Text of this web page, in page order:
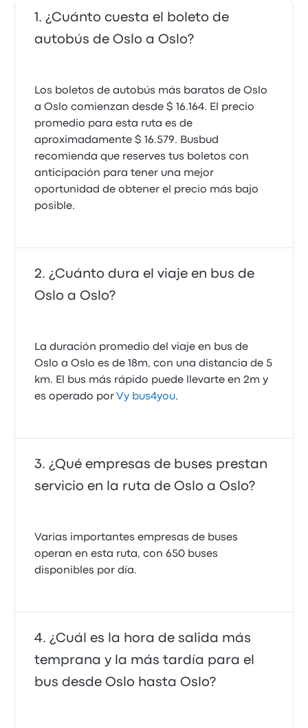
¿Cuánto cuesta el boleto de
autobús de Oslo a Oslo?
Los boletos de autobús más baratos de Oslo
a Oslo comienzan desde $ 16.164. El precio
promedio para esta ruta es de
aproximadamente $ 16.579. Busbud
recomienda que reserves tus boletos con
anticipación para tener una mejor
oportunidad de obtener el precio más bajo
posible.
¿Cuánto dura el viaje en bus de
Oslo a Oslo?
La duración promedio del viaje en bus de
Oslo a Oslo es de 18m, con una distancia de 5
km. El bus más rápido puede llevarte en 2m y
es operado por Vy bus4you.
¿Qué empresas de buses prestan
servicio en la ruta de Oslo a Oslo?
Varias importantes empresas de buses
operan en esta ruta, con 650 buses
disponibles por día.
¿Cuál es la hora de salida más
temprana y la más tardía para el
bus desde Oslo hasta Oslo?